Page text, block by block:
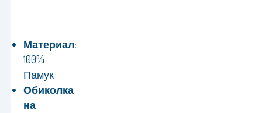
Материал:
100%
Памук
Обиколка
на